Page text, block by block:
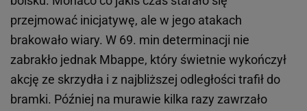
przejmować inicjatywę, ale w jego atakach
brakowało wiary. W 69. min determinacji nie
zabrakło jednak Mbappe, który świetnie wykończył
akcję ze skrzydła i z najbliższej odległości trafił do
bramki. Później na murawie kilka razy zawrzało